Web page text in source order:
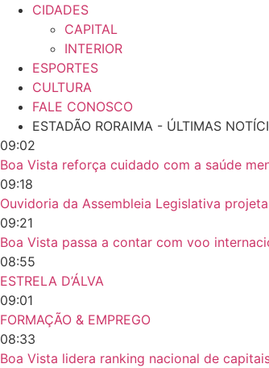
CIDADES
CAPITAL
INTERIOR
ESPORTES
CULTURA
FALE CONOSCO
ESTADÃO RORAIMA - ÚLTIMAS
09:02
Boa Vista reforça cuidado com a saúde
09:18
Ouvidoria da Assembleia Legislativa
09:21
Boa Vista passa a contar com voo
08:55
ESTRELA D’ÁLVA
09:01
FORMAÇÃO & EMPREGO
08:33
Boa Vista lidera ranking nacional de